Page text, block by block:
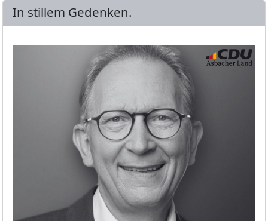
In stillem Gedenken.